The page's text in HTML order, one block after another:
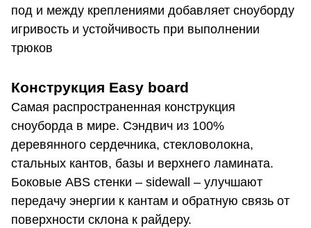
под и между креплениями добавляет сноуборду
игривость и устойчивость при выполнении
трюков
Конструкция Easy board
Самая распространенная конструкция
сноуборда в мире. Сэндвич из 100%
деревянного сердечника, стекловолокна,
стальных кантов, базы и верхнего ламината.
Боковые ABS стенки – sidewall – улучшают
передачу энергии к кантам и обратную связь от
поверхности склона к райдеру.